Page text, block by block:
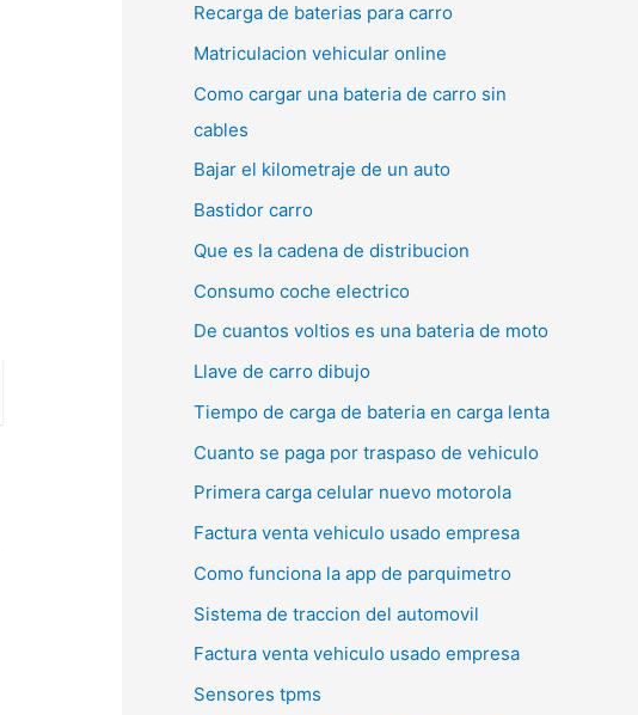
Recarga de baterias para carro
Matriculacion vehicular online
Como cargar una bateria de carro sin
cables
Bajar el kilometraje de un auto
Bastidor carro
Que es la cadena de distribucion
Consumo coche electrico
De cuantos voltios es una bateria de moto
Llave de carro dibujo
Tiempo de carga de bateria en carga lenta
Cuanto se paga por traspaso de vehiculo
Primera carga celular nuevo motorola
Factura venta vehiculo usado empresa
Como funciona la app de parquimetro
Sistema de traccion del automovil
Factura venta vehiculo usado empresa
Sensores tpms